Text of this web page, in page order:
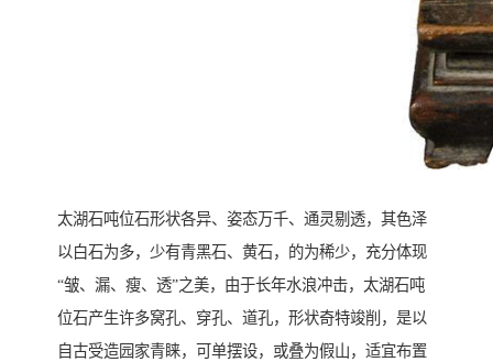
太湖石吨位石形状各异、姿态万千、通灵剔透，其色泽
以白石为多，少有青黑石、黄石，的为稀少，充分体现
“皱、漏、瘦、透”之美，由于长年水浪冲击，太湖石吨
位石产生许多窝孔、穿孔、道孔，形状奇特竣削，是以
自古受造园家青睐，可单摆设，或叠为假山，适宜布置